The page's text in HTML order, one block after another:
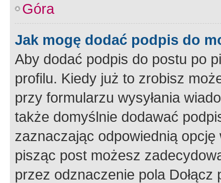
Góra
Jak mogę dodać podpis do
Aby dodać podpis do postu po
profilu. Kiedy już to zrobisz
przy formularzu wysyłania
także domyślnie dodawać
zaznaczając odpowiednią
pisząc post możesz
przez odznaczenie pola